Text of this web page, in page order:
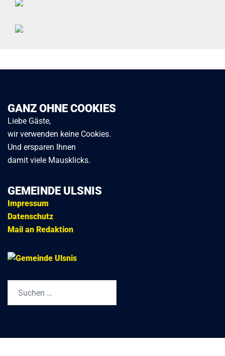
GANZ OHNE COOKIES
Liebe Gäste,
wir verwenden keine Cookies.
Und ersparen Ihnen
damit viele Mausklicks.
GEMEINDE ULSNIS
Impressum
Datenschutz
Mail an Redaktion